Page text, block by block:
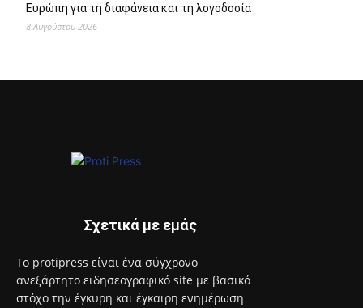
Ευρώπη για τη διαφάνεια και τη λογοδοσία
8 Αυγούστου 2026
Σχετικά με εμάς
Το protipress είναι ένα σύγχρονο
ανεξάρτητο ειδησεογραφικό site με βασικό
στόχο την έγκυρη και έγκαιρη ενημέρωση